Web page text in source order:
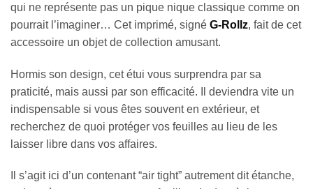
qui ne représente pas un pique nique classique comme on
pourrait l’imaginer… Cet imprimé, signé G-Rollz, fait de cet
accessoire un objet de collection amusant.
Hormis son design, cet étui vous surprendra par sa
praticité, mais aussi par son efficacité. Il deviendra vite un
indispensable si vous êtes souvent en extérieur, et
recherchez de quoi protéger vos feuilles au lieu de les
laisser libre dans vos affaires.
Il s’agit ici d’un contenant “air tight” autrement dit étanche,